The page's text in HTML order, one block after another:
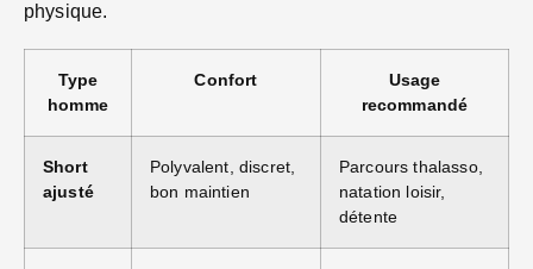
physique.
Type
homme
Confort
Usage
recommandé
Short
ajusté
Polyvalent, discret,
bon maintien
Parcours thalasso,
natation loisir,
détente